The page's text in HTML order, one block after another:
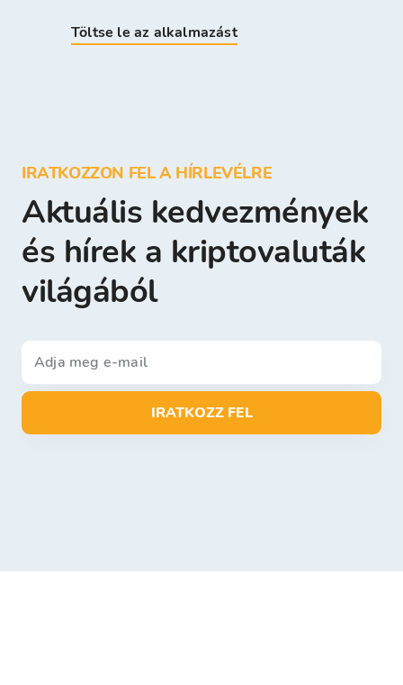
Töltse le az alkalmazást
IRATKOZZON FEL A HÍRLEVÉLRE
Aktuális kedvezmények
és hírek a kriptovaluták
világából
IRATKOZZ FEL